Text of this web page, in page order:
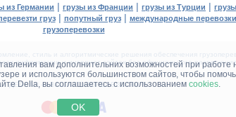
вам дополнительних возможностей при работе
и используются большинством сайтов, чтобы
Della, вы соглашаетесь с использованием cookies.
OK
из Германии | грузы из Франции | грузы из Турции |
груз| попутный груз| международные
грузоперевозки
стиль и алгоритмические решения обеспечения
информации и интернет-сайтах без официального разрешения
ДЕЛЛА® —ВАШИГРУЗОПЕРЕВОЗКИ™!